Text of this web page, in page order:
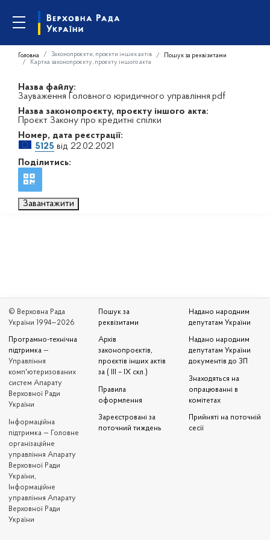
Головна Законопроєкти, проєкти інших актів
Пошук за реквізитами
Картка законопроєкту, проєкту іншого акта
Назва файлу:
Зауваження Головного юридичного управління.pdf
Назва законопроєкту, проєкту іншого акта:
Проєкт Закону про кредитні спілки
Номер, дата реєстрації:
5125 від 22.02.2021
Поділитись:
Завантажити
© Верховна Рада
України 1994—2026
Програмно-технічна
підтримка —
Управління
комп'ютеризованих
систем Апарату
Верховної Ради
України
Iнформаційна
підтримка — Головне
організаційне
управління Апарату
Верховної Ради
України,
Інформаційне
управління Апарату
Верховної Ради
України
Пошук за
реквізитами
Архів
законопроєктів,
проєктів інших актів
за ( III – IX скл.)
Правила
оформлення
Зареєстровані за
поточний тиждень
Надано народним
депутатам України
Надано народним
депутатам України
документів до ЗП
Знаходяться на
опрацюванні в
комітетах
Прийняті на поточній
сесії